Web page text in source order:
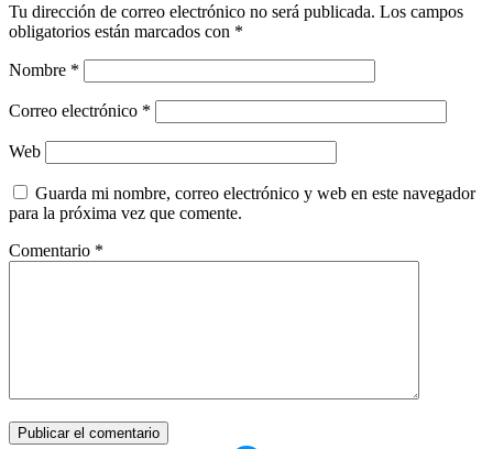
Tu dirección de correo electrónico no será publicada. Los campos
obligatorios están marcados con *
Nombre *
Correo electrónico *
Web
Guarda mi nombre, correo electrónico y web en este navegador
para la próxima vez que comente.
Comentario *